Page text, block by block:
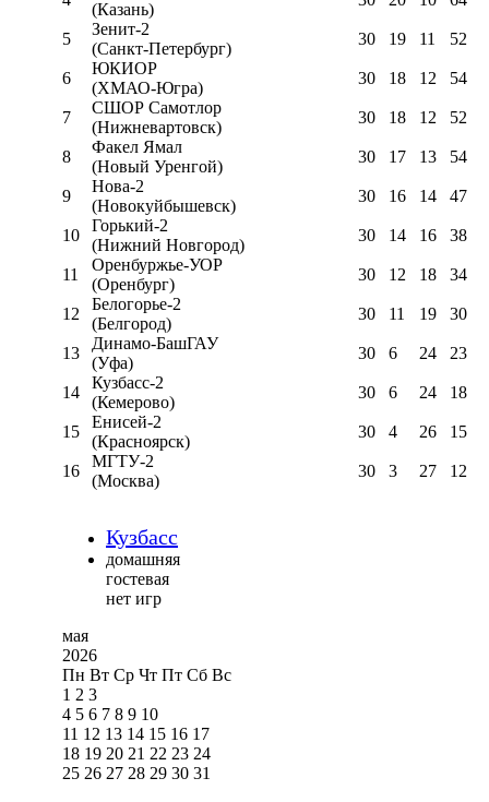
(Казань)
5
Зенит-2
(Санкт-Петербург)
30 19 11 52
6
ЮКИОР
(ХМАО-Югра)
30 18 12 54
7
СШОР Самотлор
(Нижневартовск)
30 18 12 52
8
Факел Ямал
(Новый Уренгой)
30 17 13 54
9
Нова-2
(Новокуйбышевск)
30 16 14 47
10
Горький-2
(Нижний Новгород)
30 14 16 38
11
Оренбуржье-УОР
(Оренбург)
30 12 18 34
12
Белогорье-2
(Белгород)
30 11 19 30
13
Динамо-БашГАУ
(Уфа)
30 6 24 23
14
Кузбасс-2
(Кемерово)
30 6 24 18
15
Енисей-2
(Красноярск)
30 4 26 15
16
МГТУ-2
(Москва)
30 3 27 12
Кузбасс
домашняя
гостевая
нет игр
мая
2026
Пн Вт Ср Чт Пт Сб Вс
1 2 3
4 5 6 7 8 9 10
11 12 13 14 15 16 17
18 19 20 21 22 23 24
25 26 27 28 29 30 31